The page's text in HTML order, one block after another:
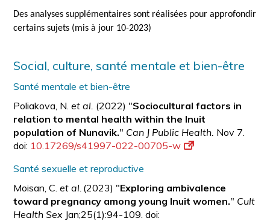
Des analyses supplémentaires sont réalisées pour approfondir
certains sujets (mis à jour 10-2023)
Social, culture, santé mentale et bien-être
Santé mentale et bien-être
Poliakova, N. et al. (2022) "Sociocultural factors in
relation to mental health within the Inuit
population of Nunavik." Can J Public Health. Nov 7.
doi: 10.17269/s41997-022-00705-w
Santé sexuelle et reproductive
Moisan, C.et al. (2023) "Exploring ambivalence
toward pregnancy among young Inuit women." Cult
Health Sex Jan;25(1):94-109. doi: